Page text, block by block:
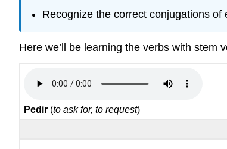
Recognize the correct conjugations of
Here we’ll be learning the verbs with stem
Pedir (to ask for, to request)